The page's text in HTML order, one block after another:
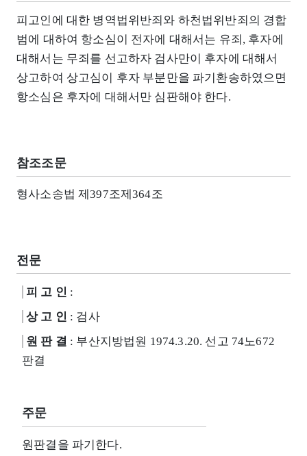
피고인에 대한 병역법위반죄와 하천법위반죄의 경합
범에 대하여 항소심이 전자에 대해서는 유죄, 후자에
대해서는 무죄를 선고하자 검사만이 후자에 대해서
상고하여 상고심이 후자 부분만을 파기환송하였으면
항소심은 후자에 대해서만 심판해야 한다.
참조조문
형사소송법 제397조제364조
전문
피 고 인 :
상 고 인 : 검사
원 판 결 : 부산지방법원 1974.3.20. 선고 74노672
판결
주문
원판결을 파기한다.